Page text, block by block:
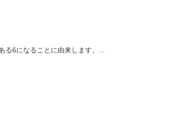
る6になることに由来します。...